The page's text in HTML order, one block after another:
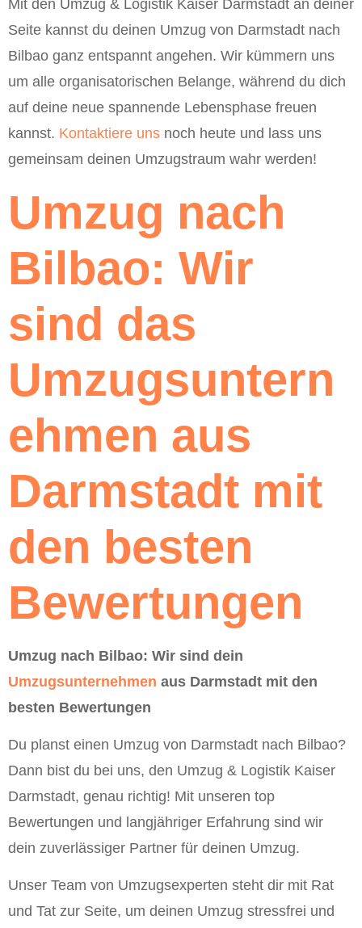
Mit den Umzug & Logistik Kaiser Darmstadt an deiner
Seite kannst du deinen Umzug von Darmstadt nach
Bilbao ganz entspannt angehen. Wir kümmern uns
um alle organisatorischen Belange, während du dich
auf deine neue spannende Lebensphase freuen
kannst. Kontaktiere uns noch heute und lass uns
gemeinsam deinen Umzugstraum wahr werden!
Umzug nach
Bilbao: Wir
sind das
Umzugsuntern
ehmen aus
Darmstadt mit
den besten
Bewertungen
Umzug nach Bilbao: Wir sind dein
Umzugsunternehmen aus Darmstadt mit den
besten Bewertungen
Du planst einen Umzug von Darmstadt nach Bilbao?
Dann bist du bei uns, den Umzug & Logistik Kaiser
Darmstadt, genau richtig! Mit unseren top
Bewertungen und langjähriger Erfahrung sind wir
dein zuverlässiger Partner für deinen Umzug.
Unser Team von Umzugsexperten steht dir mit Rat
und Tat zur Seite, um deinen Umzug stressfrei und